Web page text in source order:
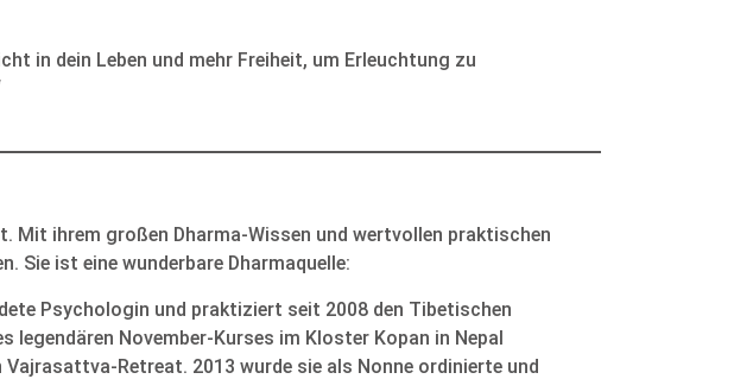
in dein Leben und mehr Freiheit, um Erleuchtung zu
Mit ihrem großen Dharma-Wissen und wertvollen praktischen
Sie ist eine wunderbare Dharmaquelle:
Psychologin und praktiziert seit 2008 den Tibetischen
legendären November-Kurses im Kloster Kopan in Nepal
Retreat. 2013 wurde sie als Nonne ordinierte und